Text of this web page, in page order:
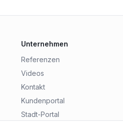
Unternehmen
Referenzen
Videos
Kontakt
Kundenportal
Stadt-Portal